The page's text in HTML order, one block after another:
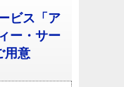
ビス「ア
ー・サー
用意